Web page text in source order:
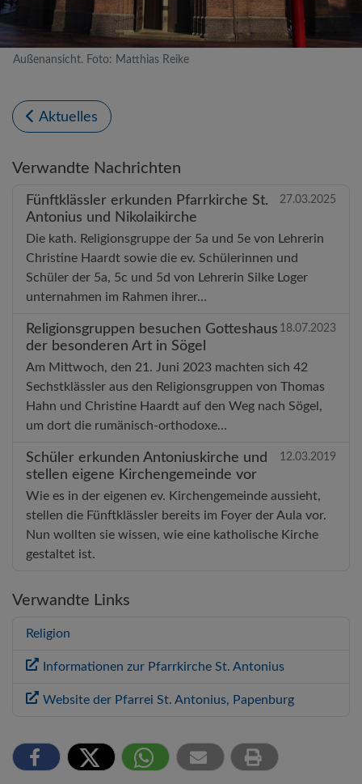
Außenansicht. Foto: Matthias Reike
Aktuelles
Verwandte Nachrichten
Fünftklässler erkunden Pfarrkirche St.
Antonius und Nikolaikirche
27.03.2025
Die kath. Religionsgruppe der 5a und 5e von Lehrerin
Christine Haardt sowie die ev. Schülerinnen und
Schüler der 5a, 5c und 5d von Lehrerin Silke Loger
unternahmen im Rahmen ihrer…
Religionsgruppen besuchen Gotteshaus
der besonderen Art in Sögel
18.07.2023
Am Mittwoch, den 21. Juni 2023 machten sich 42
Sechstklässler aus den Religionsgruppen von Thomas
Hahn und Christine Haardt auf den Weg nach Sögel,
um dort die rumänisch-orthodoxe…
Schüler erkunden Antoniuskirche und
stellen eigene Kirchengemeinde vor
12.03.2019
Wie es in der eigenen ev. Kirchengemeinde aussieht,
stellen die Fünftklässler bereits im Foyer der Aula vor.
Nun wollten sie wissen, wie eine katholische Kirche
gestaltet ist.
Verwandte Links
Religion
Informationen zur Pfarrkirche St. Antonius
Website der Pfarrei St. Antonius, Papenburg